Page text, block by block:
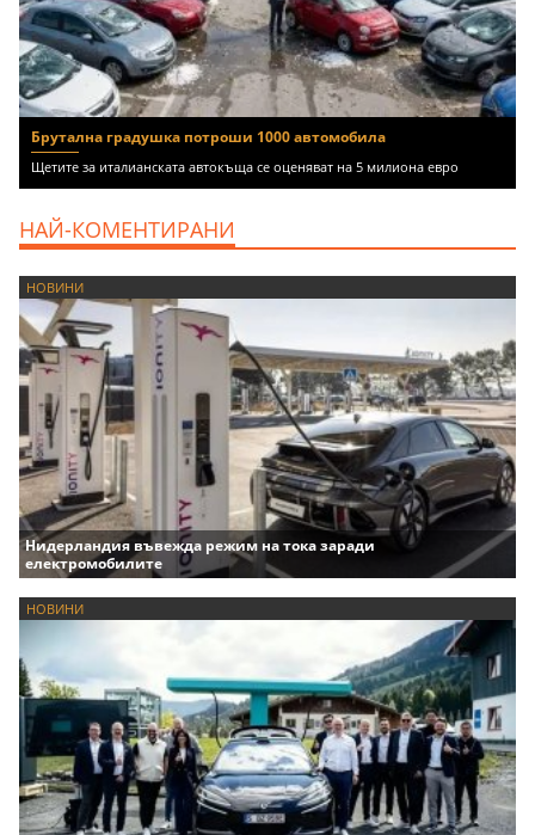
Брутална градушка потроши 1000 автомобила
Щетите за италианската автокъща се оценяват на 5 милиона евро
НАЙ-КОМЕНТИРАНИ
НОВИНИ
Нидерландия въвежда режим на тока заради
електромобилите
НОВИНИ